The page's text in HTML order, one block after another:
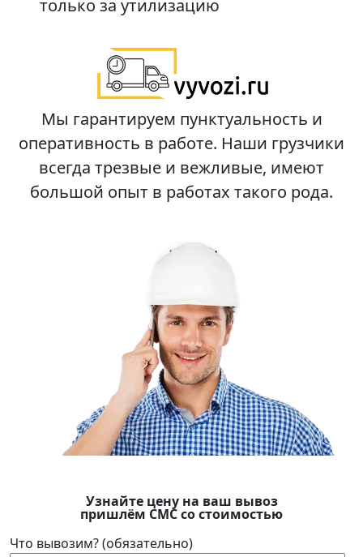
только за утилизацию
Мы гарантируем пунктуальность и
оперативность в работе. Наши грузчики
всегда трезвые и вежливые, имеют
большой опыт в работах такого рода.
Узнайте цену на ваш вывоз
пришлём СМС со стоимостью
Что вывозим? (обязательно)